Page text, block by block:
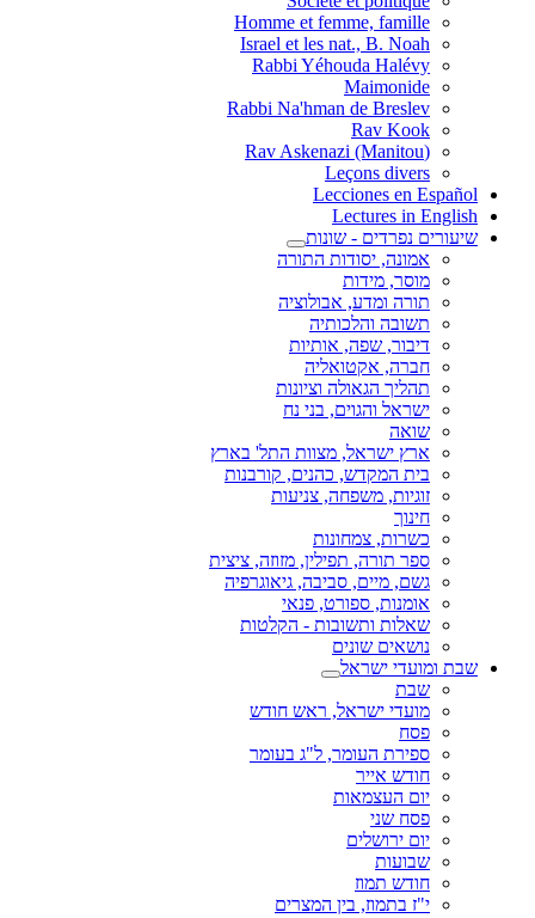
Homme et femme, famille
Israel et les nat., B. Noah
Rabbi Yéhouda Halévy
Maimonide
Rabbi Na'hman de Breslev
Rav Kook
(Rav Askenazi (Manitou
Leçons divers
Lecciones en Español
Lectures in English
שיעורים נפרדים - שונות
אמונה, יסודות התורה
מוסר, מידות
תורה ומדע, אבולוציה
תשובה והלכותיה
דיבור, שפה, אותיות
חברה, אקטואליה
תהליך הגאולה וציונות
ישראל והגוים, בני נח
שואה
ארץ ישראל, מצוות התל' בארץ
בית המקדש, כהנים, קורבנות
זוגיות, משפחה, צניעות
חינוך
כשרות, צמחונות
ספר תורה, תפילין, מזוזה, ציצית
גשם, מיים, סביבה, גיאוגרפיה
אומנות, ספורט, פנאי
שאלות ותשובות - הקלטות
נושאים שונים
שבת ומועדי ישראל
שבת
מועדי ישראל, ראש חודש
פסח
ספירת העומר, ל"ג בעומר
חודש אייר
יום העצמאות
פסח שני
יום ירושלים
שבועות
חודש תמוז
י"ז בתמוז, בין המצרים